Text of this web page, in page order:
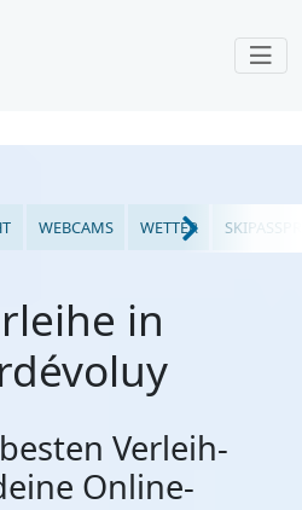
WEBCAMS WETTER
in
Verleih-
Online-